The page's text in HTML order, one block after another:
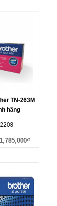
TN-263M
hãng